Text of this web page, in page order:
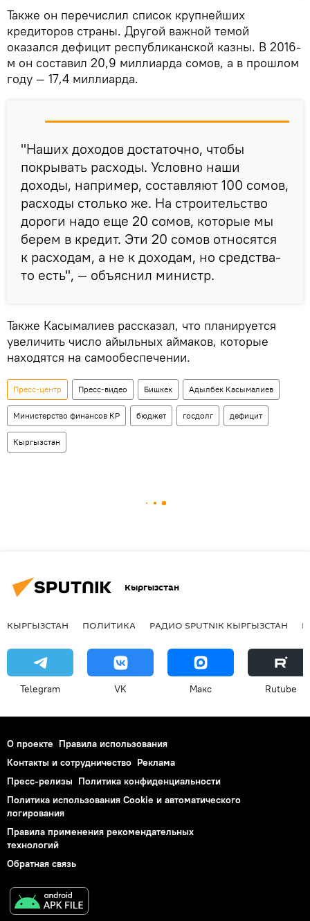
Также он перечислил список крупнейших
кредиторов страны. Другой важной темой
оказался дефицит республиканской казны. В 2016-
м он составил 20,9 миллиарда сомов, а в прошлом
году — 17,4 миллиарда.
"Наших доходов достаточно, чтобы
покрывать расходы. Условно наши
доходы, например, составляют 100 сомов,
расходы столько же. На строительство
дороги надо еще 20 сомов, которые мы
берем в кредит. Эти 20 сомов относятся
к расходам, а не к доходам, но средства-
то есть", — объяснил министр.
Также Касымалиев рассказал, что планируется
увеличить число айыльных аймаков, которые
находятся на самообеспечении.
Пресс-центр Пресс-видео Бишкек Адылбек Касымалиев
Министерство финансов КР бюджет госдолг дефицит
Кыргызстан
Кыргызстан
КЫРГЫЗСТАН ПОЛИТИКА РАДИО SPUTNIK КЫРГЫЗСТАН
Telegram VK Макс Rutube
О проекте Правила использования
Контакты и сотрудничество Реклама
Пресс-релизы Политика конфиденциальности
Политика использования Cookie и автоматического
логирования
Правила применения рекомендательных
технологий
Обратная связь